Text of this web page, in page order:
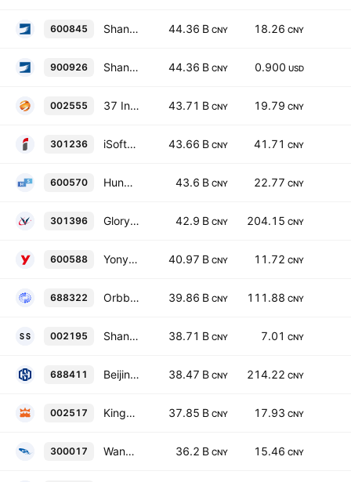
600845 Shanghai Baosight Software Co., Ltd. Class A 44.36 B CNY 18.26 CNY
900926 Shanghai Baosight Software Co., Ltd. Class B 44.36 B CNY 0.900 USD
002555 37 Interactive Entertainment Network Technology Group Co., Ltd. 43.71 B CNY 19.79 CNY
301236 iSoftStone Information Technology (Group) Co., Ltd. Class A 43.66 B CNY 41.71 CNY
600570 Hundsun Technologies Inc. Class A 43.6 B CNY 22.77 CNY
301396 Glory View Technology Co., Ltd. Class A 42.9 B CNY 204.15 CNY
600588 Yonyou Network Technology Co. Ltd. Class A 40.97 B CNY 11.72 CNY
688322 Orbbec Inc. Class A 39.86 B CNY 111.88 CNY
002195 Shanghai Stonehill Technology Co., Ltd. Class A 38.71 B CNY 7.01 CNY
688411 Beijing HyperStrong Technology Co. Ltd. Class A 38.47 B CNY 214.22 CNY
002517 Kingnet Network Co., Ltd. Class A 37.85 B CNY 17.93 CNY
300017 Wangsu Science & Technology Co., Ltd. Class A 36.2 B CNY 15.46 CNY